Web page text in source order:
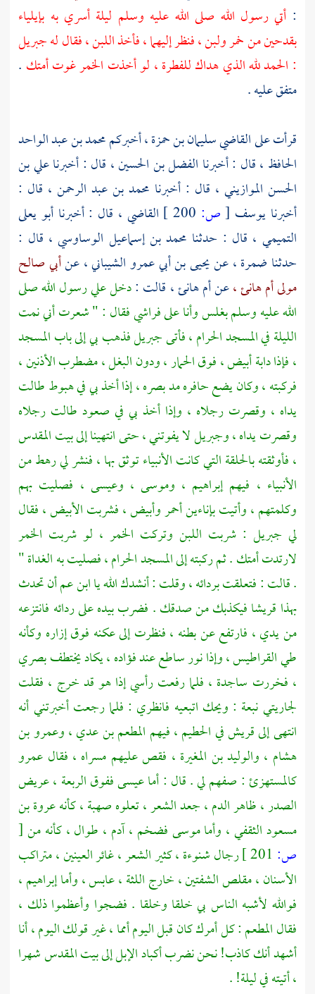
: أتي رسول الله صلى الله عليه وسلم ليلة أسري به بإيلياء
بقدحين من خمر ولبن ، فنظر إليهما ، فأخذ اللبن ، فقال لهجبريل
: الحمد لله الذي هداك للفطرة ، لو أخذت الخمر غوت أمتك .
متفق عليه .
قرأت على القاضيسليمان بن حمزة ،أخبركممحمد بن عبد الواحد
الحافظ ،قال : أخبرنا الفضل بن الحسين ، قال : أخبرناعلي بن
الحسن الموازيني ، قال : أخبرنا محمد بن عبد الرحمن ، قال :
أخبرنا يوسف [ص: القاضي ، قال : أخبرناأبو يعلى
التميمي ، قال : حدثنا محمد بن إسماعيل الوساوسي ، قال :
حدثنا ضمرة ،عنيحيى بن أبي عمرو الشيباني ،عنأبي صالح
مولى أم هانئ ،عنأم هانئ ، قالت :دخل علي رسول الله صلى
الله عليه وسلم بغلس وأنا على فراشي فقال : " شعرت أني نمت
الليلة فيالمسجد الحرام ،فأتىجبريلفذهب بي إلى باب المسجد
، فإذا دابة أبيض ، فوق الحمار ، ودون البغل ، مضطرب الأذنين ،
فركبته ، وكان يضع حافره مد بصره ، إذا أخذ بي في هبوط طالت
يداه ، وقصرت رجلاه ، وإذا أخذ بي في صعود طالت رجلاه
وقصرت يداه ،وجبريللا يفوتني ، حتى انتهينا إلىبيت المقدس
،فأوثقته بالحلقة التي كانت الأنبياء توثق بها ، فنشر لي رهط من
الأنبياء ، فيهمإبراهيم ، وموسى ، وعيسى ، فصليت بهم
وكلمتهم ، وأتيت بإناءين أحمر وأبيض ، فشربت الأبيض ، فقال
لي جبريل : شربت اللبن وتركت الخمر ، لو شربت الخمر
لارتدت أمتك . ثم ركبته إلى المسجد الحرام ، فصليت به الغداة "
. قالت : فتعلقت بردائه ، وقلت : أنشدك الله يا ابن عم أن تحدث
بهذا قريشافيكذبك من صدقك . فضرب بيده على ردائه فانتزعه
من يدي ، فارتفع عن بطنه ، فنظرت إلى عكنه فوق إزاره وكأنه
طي القراطيس ، وإذا نور ساطع عند فؤاده ، يكاد يختطف بصري
، فخررت ساجدة ، فلما رفعت رأسي إذا هو قد خرج ، فقلت
لجاريتينبعة : ويحك اتبعيه فانظري : فلما رجعت أخبرتني أنه
انتهى إلىقريشفي الحطيم ، فيهم المطعم بن عدي ،وعمرو بن
هشام ، والوليد بن المغيرة ، فقص عليهم مسراه ، فقال عمرو
كالمستهزئ : صفهم لي . قال : أماعيسىففوق الربعة ، عريض
الصدر ، ظاهر الدم ، جعد الشعر ، تعلوه صهبة ، كأنهعروة بن
مسعود الثقفي ، وأماموسىفضخم ، آدم ، طوال ، كأنه من[
ص:
رجالشنوءة ،كثير الشعر ، غائر العينين ، متراكب
الأسنان ، مقلص الشفتين ، خارج اللثة ، عابس ، وأماإبراهيم ،
فوالله لأشبه الناس بي خلقا وخلقا . فضجوا وأعظموا ذلك ،
فقالالمطعم: كل أمرك كان قبل اليوم أمما ، غير قولك اليوم ، أنا
أشهد أنك كاذب! نحن نضرب أكباد الإبل إلى بيت المقدس شهرا
، أتيته في ليلة! .